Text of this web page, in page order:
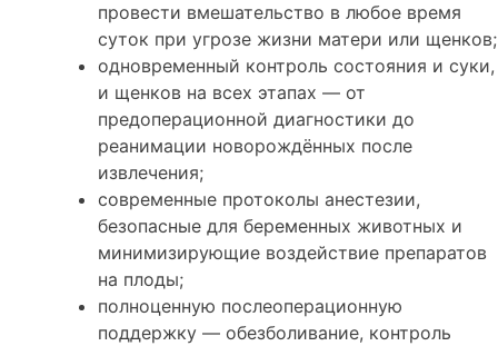
провести вмешательство в любое время
суток при угрозе жизни матери или щенков;
одновременный контроль состояния и суки,
и щенков на всех этапах — от
предоперационной диагностики до
реанимации новорождённых после
извлечения;
современные протоколы анестезии,
безопасные для беременных животных и
минимизирующие воздействие препаратов
на плоды;
полноценную послеоперационную
поддержку — обезболивание, контроль